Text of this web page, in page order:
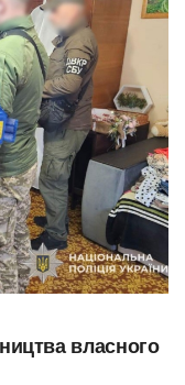
власного